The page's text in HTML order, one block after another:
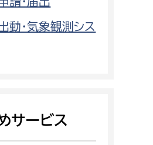
策課
画課
課
動・気象観測シス
サービス